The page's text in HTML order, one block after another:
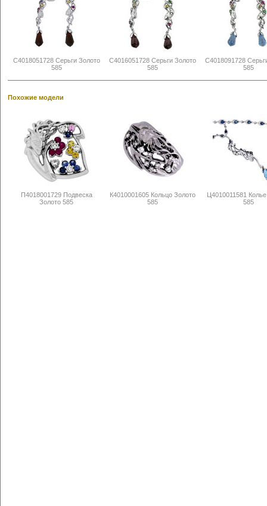
С4018051728 Серьги Золото
585
С4016051728 Серьги Золото
585
С4018091728
585
Похожие модели
П4018001729 Подвеска
Золото 585
К4010001605 Кольцо Золото
585
Ц4010011581
585